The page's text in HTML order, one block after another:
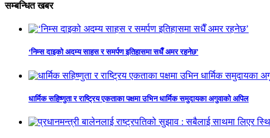
सम्बन्धित खबर
‘निम्स दाइको अदम्य साहस र समर्पण इतिहासमा सधैँ अमर रहनेछ’
धार्मिक सहिष्णुता र राष्ट्रिय एकताका पक्षमा उभिन धार्मिक समुदायका अगुवाको अपिल